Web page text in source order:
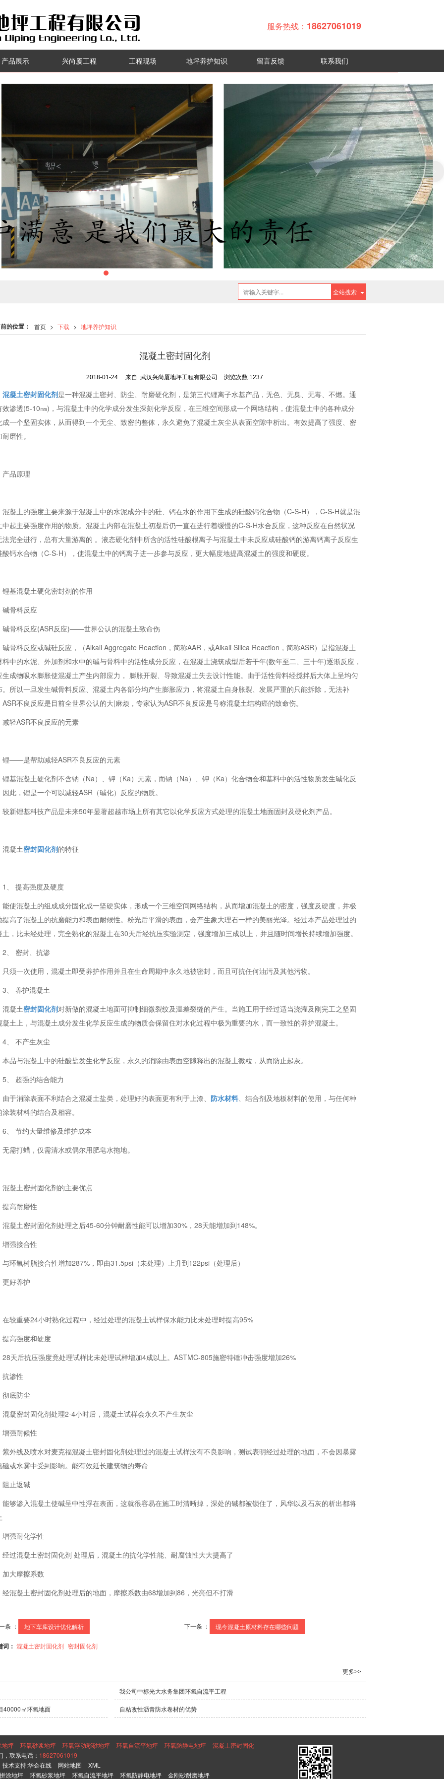
服务热线： 18627061019
产品展示 兴尚厦工程 工程现场 地坪养护知识 留言反馈 联系我们
全站搜索
的位置： 首页 > 下载 > 地坪养护知识
混凝土密封固化剂
2018-01-24 来自:武汉兴尚厦地坪工程有限公司 浏览次数:1237
混凝土密封固化剂是一种混凝土密封、防尘、耐磨硬化剂，是第三代锂离子水基产品，无色、无臭、无毒、不燃。通
效渗透(5-10㎜)，与混凝土中的化学成分发生深刻化学反应，在三维空间形成一个网络结构，使混凝土中的各种成分
成一个坚固实体，从而得到一个无尘、致密的整体，永久避免了混凝土灰尘从表面空隙中析出。有效提高了强度、密
磨性。
产品原理
混凝土的强度主要来源于混凝土中的水泥成分中的硅、钙在水的作用下生成的硅酸钙化合物（C-S-H），C-S-H就是混
中起主要强度作用的物质。混凝土内部在混凝土初凝后仍一直在进行着缓慢的C-S-H水合反应，这种反应在自然状况
法完全进行，总有大量游离的 。液态硬化剂中所含的活性硅酸根离子与混凝土中未反应成硅酸钙的游离钙离子反应生
酸钙水合物（C-S-H），使混凝土中的钙离子进一步参与反应，更大幅度地提高混凝土的强度和硬度。
锂基混凝土硬化密封剂的作用
碱骨料反应
碱骨料反应(ASR反应)——世界公认的混凝土致命伤
碱骨料反应或碱硅反应，（Alkali Aggregate Reaction，简称AAR，或Alkali Silica Reaction，简称ASR）是指混凝土
料中的水泥、外加剂和水中的碱与骨料中的活性成分反应，在混凝土浇筑成型后若干年(数年至二、三十年)逐渐反应，
生成物吸水膨胀使混凝土产生内部应力， 膨胀开裂、导致混凝土失去设计性能。由于活性骨料经搅拌后大体上呈均匀
。所以一旦发生碱骨料反应、混凝土内各部分均产生膨胀应力，将混凝土自身胀裂、发展严重的只能拆除，无法补
ASR不良反应是目前全世界公认的大|麻烦，专家认为ASR不良反应是号称混凝土结构癌的致命伤。
减轻ASR不良反应的元素
锂——是帮助减轻ASR不良反应的元素
锂基混凝土硬化剂不含钠（Na）、钾（Ka）元素，而钠（Na）、钾（Ka）化合物会和基料中的活性物质发生碱化反
因此，锂是一个可以减轻ASR（碱化）反应的物质。
较新锂基科技产品是未来50年显著超越市场上所有其它以化学反应方式处理的混凝土地面固封及硬化剂产品。
混凝土密封固化剂的特征
1、 提高强度及硬度
能使混凝土的组成成分固化成一坚硬实体，形成一个三维空间网络结构，从而增加混凝土的密度，强度及硬度，并极
提高了混凝土的抗磨能力和表面耐候性。粉光后平滑的表面，会产生象大理石一样的美丽光泽。经过本产品处理过的
土，比未经处理，完全熟化的混凝土在30天后经抗压实验测定，强度增加三成以上，并且随时间增长持续增加强度。
2、 密封、抗渗
只须一次使用，混凝土即受养护作用并且在生命周期中永久地被密封，而且可抗任何油污及其他污物。
3、 养护混凝土
混凝土密封固化剂对新做的混凝土地面可抑制细微裂纹及温差裂缝的产生。当施工用于经过适当浇灌及刚完工之坚固
凝土上，与混凝土成分发生化学反应生成的物质会保留住对水化过程中极为重要的水，而一致性的养护混凝土。
4、 不产生灰尘
本品与混凝土中的硅酸盐发生化学反应，永久的消除由表面空隙释出的混凝土微粒，从而防止起灰。
5、 超强的结合能力
由于消除表面不利结合之混凝土盐类，处理好的表面更有利于上漆、 防水材料、结合剂及地板材料的使用，与任何种
装材料的结合及相容。
6、 节约大量维修及维护成本
无需打蜡，仅需清水或偶尔用肥皂水拖地。
混凝土密封固化剂的主要优点
提高耐磨性
混凝土密封固化剂处理之后45-60分钟耐磨性能可以增加30%，28天能增加到148%。
增强接合性
与环氧树脂接合性增加287%，即由31.5psi（未处理）上升到122psi（处理后）
更好养护
在较重要24小时熟化过程中，经过处理的混凝土试样保水能力比未处理时提高95%
提高强度和硬度
28天后抗压强度竟处理试样比未处理试样增加4成以上。ASTMC-805施密特锤冲击强度增加26%
抗渗性
彻底防尘
混凝密封固化剂处理2-4小时后，混凝土试样会永久不产生灰尘
增强耐候性
紫外线及喷水对麦克福混凝土密封固化剂处理过的混凝土试样没有不良影响，测试表明经过处理的地面，不会因暴露
磁或水雾中受到影响。能有效延长建筑物的寿命
阻止返碱
能够渗入混凝土使碱呈中性浮在表面，这就很容易在施工时清晰掉，深处的碱都被锁住了，风华以及石灰的析出都将
增强耐化学性
经过混凝土密封固化剂 处理后，混凝土的抗化学性能、耐腐蚀性大大提高了
加大摩擦系数
经混凝土密封固化剂处理后的地面，摩擦系数由68增加到86，光亮但不打滑
条 ： 地下车库设计优化解析 下一条 ： 现今混凝土原材料存在哪些问题
词： 混凝土密封固化剂 密封固化剂
更多>>
我公司中标光大水务集团环氧自流平工程
40000㎡环氧地面 自粘改性沥青防水卷材的优势
地坪 环氧砂浆地坪 环氧浮动彩砂地坪 环氧自流平地坪 环氧防静电地坪
混凝土密封固化
联系电话： 18627061019
技术支持:华企在线 网站地图
XML
涂地坪
环氧砂浆地坪 环氧自流平地坪 环氧防静电地坪 金刚砂耐磨地坪